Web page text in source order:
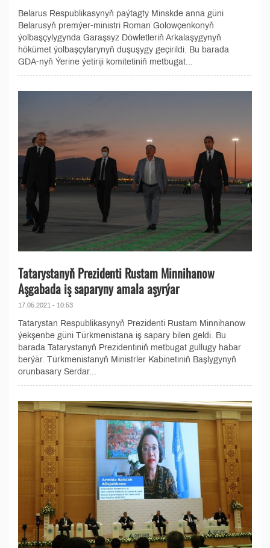
Belarus Respublikasynyň paýtagty Minskde anna güni
Belarusyň premýer-ministri Roman Golowçenkonyň
ýolbaşçylygynda Garaşsyz Döwletleriň Arkalaşygynyň
hökümet ýolbaşçylarynyň duşuşygy geçirildi. Bu barada
GDA-nyň Ýerine ýetiriji komitetiniň metbugat...
Tatarystanyň Prezidenti Rustam Minnihanow
Aşgabada iş saparyny amala aşyrýar
17.05.2021 - 10:53
Tatarystan Respublikasynyň Prezidenti Rustam Minnihanow
ýekşenbe güni Türkmenistana iş sapary bilen geldi. Bu
barada Tatarystanyň Prezidentiniň metbugat gullugy habar
berýär. Türkmenistanyň Ministrler Kabinetiniň Başlygynyň
orunbasary Serdar...